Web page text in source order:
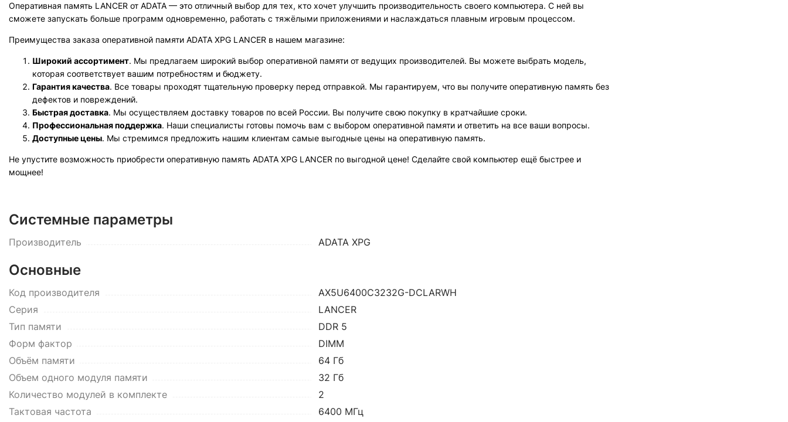
Оперативная память LANCER от ADATA — это отличный выбор для тех, кто хочет улучшить производительность своего компьютера. С ней вы
сможете запускать больше программ одновременно, работать с тяжёлыми приложениями и наслаждаться плавным игровым процессом.
Преимущества заказа оперативной памяти ADATA XPG LANCER в нашем магазине:
Широкий ассортимент. Мы предлагаем широкий выбор оперативной памяти от ведущих производителей. Вы можете выбрать модель,
которая соответствует вашим потребностям и бюджету.
Гарантия качества. Все товары проходят тщательную проверку перед отправкой. Мы гарантируем, что вы получите оперативную память без
дефектов и повреждений.
Быстрая доставка. Мы осуществляем доставку товаров по всей России. Вы получите свою покупку в кратчайшие сроки.
Профессиональная поддержка. Наши специалисты готовы помочь вам с выбором оперативной памяти и ответить на все ваши вопросы.
Доступные цены. Мы стремимся предложить нашим клиентам самые выгодные цены на оперативную память.
Не упустите возможность приобрести оперативную память ADATA XPG LANCER по выгодной цене! Сделайте свой компьютер ещё быстрее и
мощнее!
Системные параметры
Производитель ADATA XPG
Основные
Код производителя
AX5U6400C3232G-DCLARWH
Серия
LANCER
Тип памяти
DDR 5
Форм фактор
DIMM
Объём памяти
64 Гб
Объем одного модуля памяти
32 Гб
Количество модулей в комплекте
2
Тактовая частота
6400 МГц